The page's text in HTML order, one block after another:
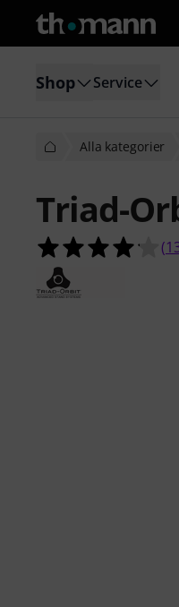
Shop Service
Alla kategorier
Triad-
(